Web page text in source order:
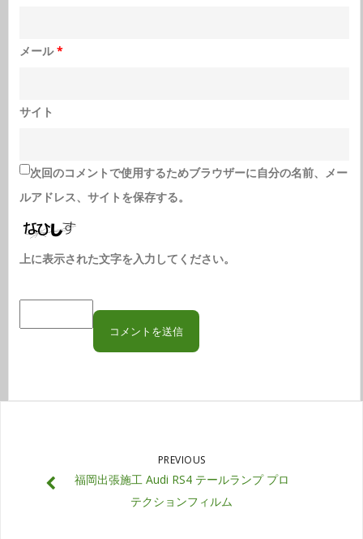
メール*
サイト
次回のコメントで使用するためブラウザーに自分の名前、メー
ルアドレス、サイトを保存する。
上に表示された文字を入力してください。
PREVIOUS
福岡出張施工 Audi RS4 テールランプ プロ
テクションフィルム